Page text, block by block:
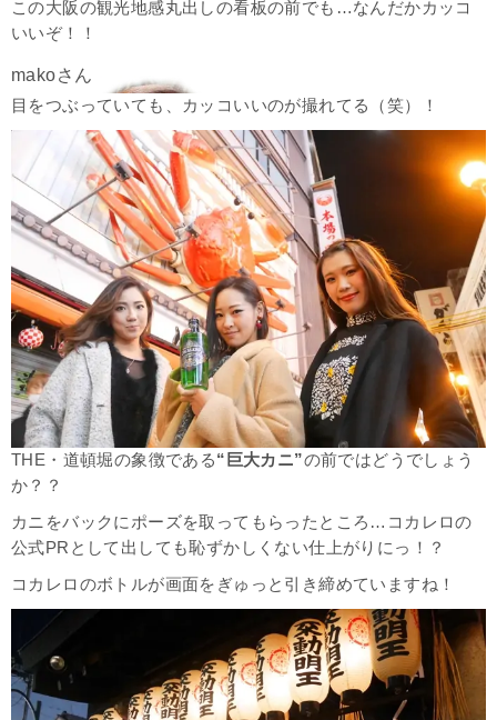
この大阪の観光地感丸出しの看板の前でも…なんだかカッコ
いいぞ！！
目をつぶっていても、カッコいいのが撮れてる（笑）！
THE・道頓堀の象徴である“巨大カニ”の前ではどうでしょう
か？？
カニをバックにポーズを取ってもらったところ…コカレロの
公式PRとして出しても恥ずかしくない仕上がりにっ！？
コカレロのボトルが画面をぎゅっと引き締めていますね！